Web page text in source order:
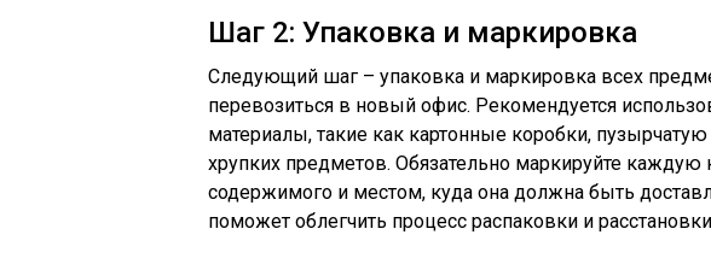
Шаг 2: Упаковка и маркировка
Следующий шаг – упаковка и маркировка всех
перевозиться в новый офис. Рекомендуется
материалы, такие как картонные коробки,
хрупких предметов. Обязательно маркируйте каждую
содержимого и местом, куда она должна быть
поможет облегчить процесс распаковки и